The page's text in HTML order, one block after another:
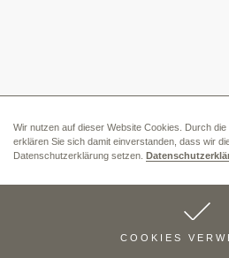
Wir nutzen auf dieser Website Cookies. Durch
erklären Sie sich damit einverstanden, dass wir
Datenschutzerklärung setzen.
COOKIES